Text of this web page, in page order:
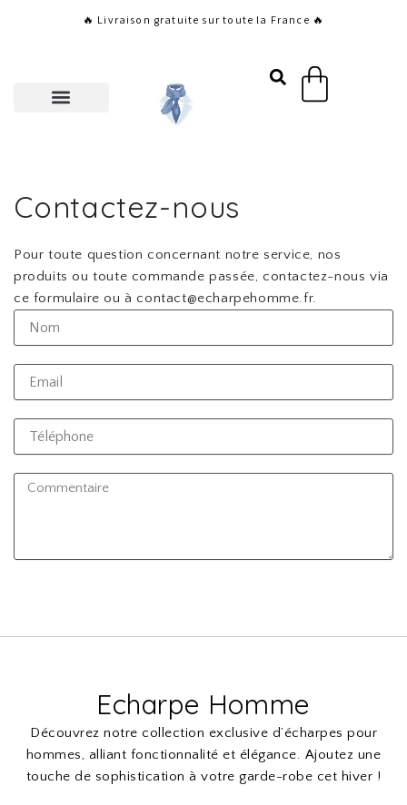
🔥 Livraison gratuite sur toute la France 🔥
Panier
Contactez-nous
Pour toute question concernant notre service, nos
produits ou toute commande passée, contactez-nous via
ce formulaire ou à contact@echarpehomme.fr.
Téléphone
Commentaire
Echarpe Homme
Découvrez notre collection exclusive d’écharpes pour
hommes, alliant fonctionnalité et élégance. Ajoutez une
touche de sophistication à votre garde-robe cet hiver !